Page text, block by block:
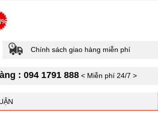
Chính sách giao hàng miễn phí
: 094 1791 888< Miễn phí 24/7 >